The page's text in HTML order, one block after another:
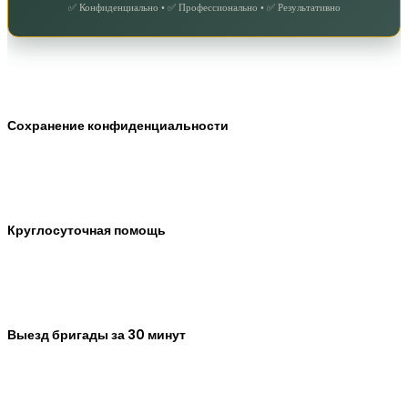
✅ Конфиденциально • ✅ Профессионально • ✅ Результативно
Сохранение конфиденциальности
Круглосуточная помощь
Выезд бригады за 30 минут